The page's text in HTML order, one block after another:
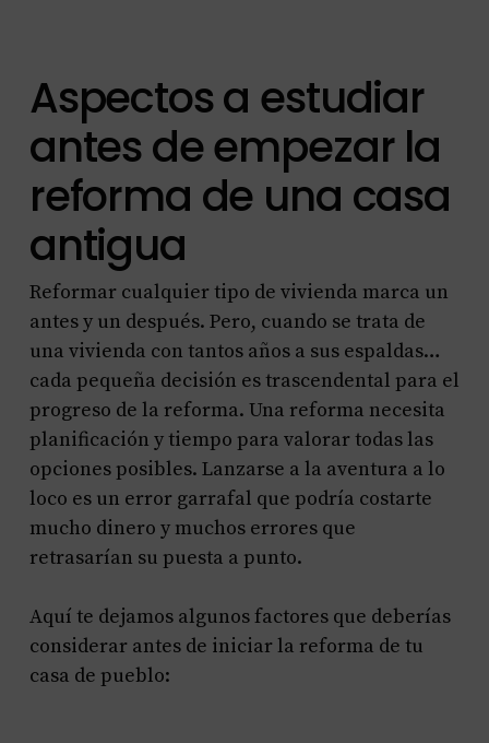
Aspectos a estudiar
antes de empezar la
reforma de una casa
antigua
Reformar cualquier tipo de vivienda marca un
antes y un después. Pero, cuando se trata de
una vivienda con tantos años a sus espaldas…
cada pequeña decisión es trascendental para el
progreso de la reforma. Una reforma necesita
planificación y tiempo para valorar todas las
opciones posibles. Lanzarse a la aventura a lo
loco es un error garrafal que podría costarte
mucho dinero y muchos errores que
retrasarían su puesta a punto.
Aquí te dejamos algunos factores que deberías
considerar antes de iniciar la reforma de tu
casa de pueblo: